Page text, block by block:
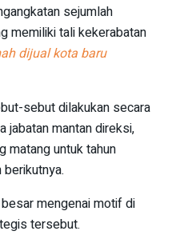
sejumlah
memiliki tali kekerabatan
dijual kota baru
sebut dilakukan secara
jabatan mantan direksi,
matang untuk tahun
berikutnya.
mengenai motif di
tersebut.